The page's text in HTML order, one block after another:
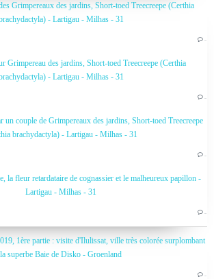
Grimpereaux des jardins, Short-toed Treecreepe (Certhia
- Lartigau - Milhas - 31
…
Grimpereau des jardins, Short-toed Treecreepe (Certhia
- Lartigau - Milhas - 31
…
un couple de Grimpereaux des jardins, Short-toed Treecreepe
brachydactyla) - Lartigau - Milhas - 31
…
la fleur retardataire de cognassier et le malheureux papillon -
Lartigau - Milhas - 31
…
1ère partie : visite d'Ilulissat, ville très colorée surplombant
la superbe Baie de Disko - Groenland
…